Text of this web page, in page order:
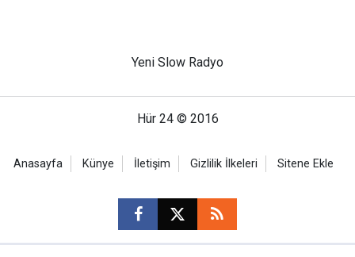
Yeni Slow Radyo
Hür 24 © 2016
Anasayfa Künye İletişim Gizlilik İlkeleri Sitene Ekle